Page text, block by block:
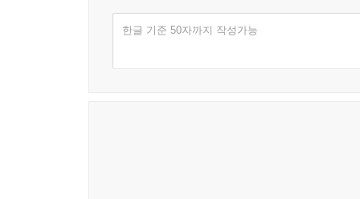
한글 기준 50자까지 작성가능